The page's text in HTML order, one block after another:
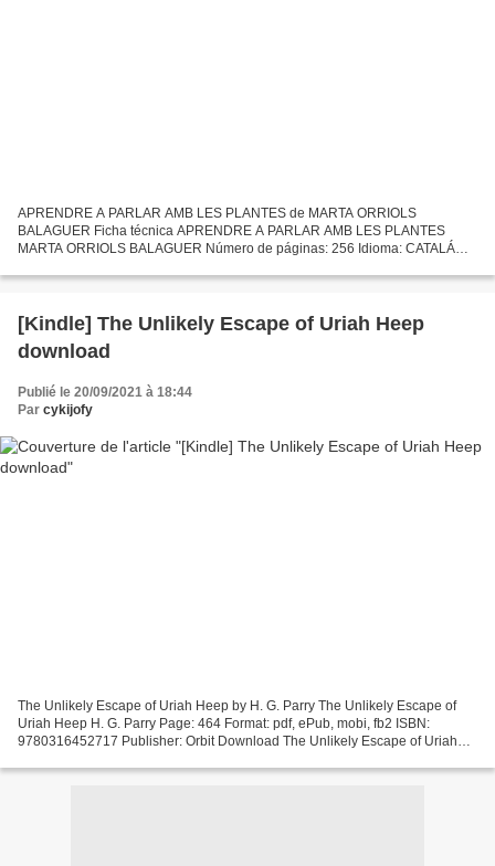
APRENDRE A PARLAR AMB LES PLANTES de MARTA ORRIOLS
BALAGUER Ficha técnica APRENDRE A PARLAR AMB LES PLANTES
MARTA ORRIOLS BALAGUER Número de páginas: 256 Idioma: CATALÁN
DEL PERISCOPI...
[Kindle] The Unlikely Escape of Uriah Heep
download
Publié le 20/09/2021 à 18:44
Par cykijofy
The Unlikely Escape of Uriah Heep by H. G. Parry The Unlikely Escape of
Uriah Heep H. G. Parry Page: 464 Format: pdf, ePub, mobi, fb2 ISBN:
9780316452717 Publisher: Orbit Download The Unlikely Escape of Uriah